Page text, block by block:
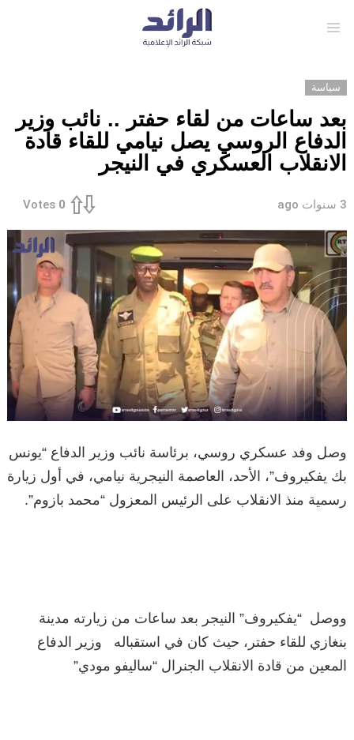
سياسة
بعد ساعات من لقاء حفتر .. نائب وزير
الدفاع الروسي يصل نيامي للقاء قادة
الانقلاب العسكري في النيجر
3 سنوات ago 0
Votes
وصل وفد عسكري روسي، برئاسة نائب وزير الدفاع “يونس
بك يفكيروف”، الأحد، العاصمة النيجرية نيامي، في أول زيارة
رسمية منذ الانقلاب على الرئيس المعزول “محمد بازوم”.
ووصل “يفكيروف” النيجر بعد ساعات من زيارته مدينة
بنغازي للقاء حفتر، حيث كان في استقباله وزير الدفاع
المعين من قادة الانقلاب الجنرال “ساليفو مودي”